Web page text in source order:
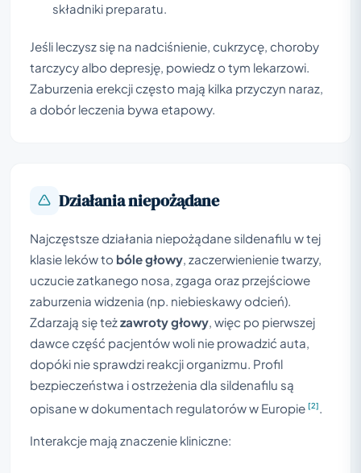
składniki preparatu.
Jeśli leczysz się na nadciśnienie, cukrzycę, choroby
tarczycy albo depresję, powiedz o tym lekarzowi.
Zaburzenia erekcji często mają kilka przyczyn naraz,
a dobór leczenia bywa etapowy.
Działania niepożądane
Najczęstsze działania niepożądane sildenafilu w tej
klasie leków to bóle głowy , zaczerwienienie twarzy,
uczucie zatkanego nosa, zgaga oraz przejściowe
zaburzenia widzenia (np. niebieskawy odcień).
Zdarzają się teżzawroty głowy , więc po pierwszej
dawce część pacjentów woli nie prowadzić auta,
dopóki nie sprawdzi reakcji organizmu. Profil
bezpieczeństwa i ostrzeżenia dla sildenafilu są
opisane w dokumentach regulatorów w Europie [2]
Interakcje mają znaczenie kliniczne: